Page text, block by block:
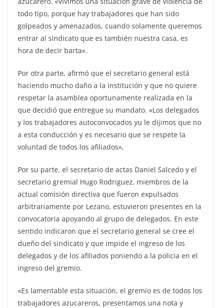
todo tipo, porque hay trabajadores que han sido
golpeados y amenazados, cuando solamente queremos
entrar al sindicato que es también nuestra casa, es
hora de decir barta».
Por otra parte, afirmó que el secretario general está
haciendo mucho daño a la institución y que no quiere
respetar la asamblea oportunamente realizada en la
que decidió que entregue su mandato. «Los delegados
y los trabajadores autoconvocados yu le dijimos que no
a esta conducción y es necesario que se respete la
voluntad de todos los afiliados»,
Por su parte, el secretario de actas Daniel Salcedo y el
secretario gremial Hugo Rodriguez, miembros de la
actual comisión directiva que fueron expulsados
arbitrariamente por Lezano, estuvieron presentes en la
convocatoria apoyando al grupo de delegados. En este
sentido indicaron que el secretario general se cree el
dueño del sindicato y que impide el ingreso de los
delegados y de los afiliados poniendo a la policia en el
ingreso del gremio.
«Es lamentable esta situación, el gremio es de todos los
trabajadores azucareros, presentamos una nota y